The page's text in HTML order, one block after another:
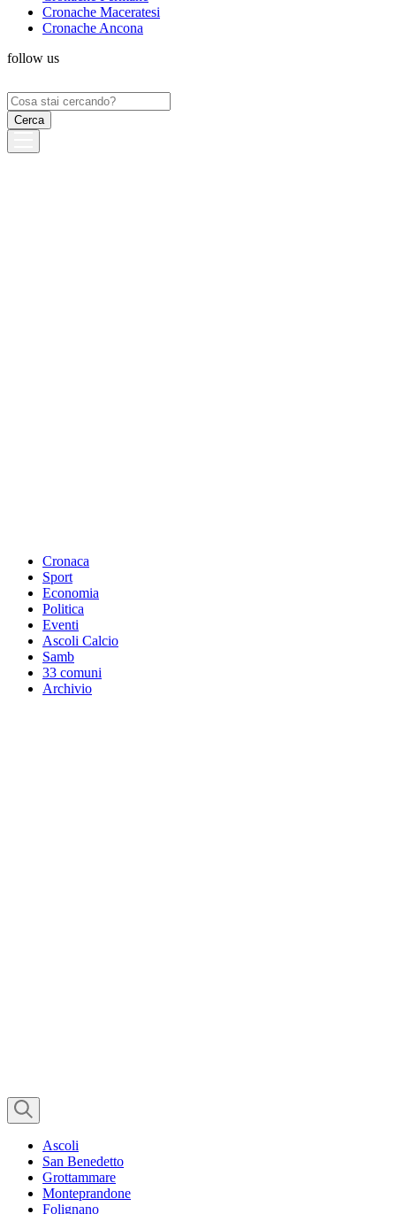
Cronache Maceratesi
Cronache Ancona
follow us
Ricerca
per:
Cronaca
Sport
Economia
Politica
Eventi
Ascoli Calcio
Samb
33 comuni
Archivio
Ascoli
San Benedetto
Grottammare
Monteprandone
Folignano